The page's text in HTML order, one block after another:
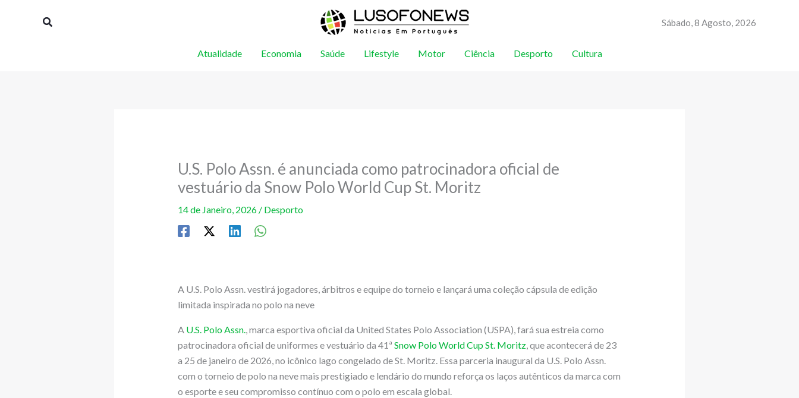
Procurar Sábado, 8 Agosto, 2026
Atualidade Economia Saúde Lifestyle Motor Ciência Desporto Cultura
U.S. Polo Assn. é anunciada como patrocinadora oficial de
vestuário da Snow Polo World Cup St. Moritz
14 de Janeiro, 2026 / Desporto
A U.S. Polo Assn. vestirá jogadores, árbitros e equipe do torneio e lançará uma coleção cápsula de edição
limitada inspirada no polo na neve
A U.S. Polo Assn., marca esportiva oficial da United States Polo Association (USPA), fará sua estreia como
patrocinadora oficial de uniformes e vestuário da 41ª Snow Polo World Cup St. Moritz, que acontecerá de 23
a 25 de janeiro de 2026, no icônico lago congelado de St. Moritz. Essa parceria inaugural da U.S. Polo Assn.
com o torneio de polo na neve mais prestigiado e lendário do mundo reforça os laços autênticos da marca com
o esporte e seu compromisso contínuo com o polo em escala global.